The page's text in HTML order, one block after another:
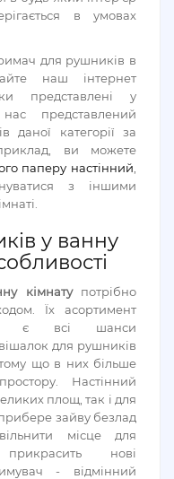
в умовах
для рушників в
наш інтернет
представлені у
представлений
даної категорії за
ви можете
паперу настінний
з іншими
у ванну
кімнатупотрібно
Їх асортимент
є всі шанси
для рушників
що в них більше
Настінний
площ, так і для
зайву безлад
місце для
нові
- відмінний